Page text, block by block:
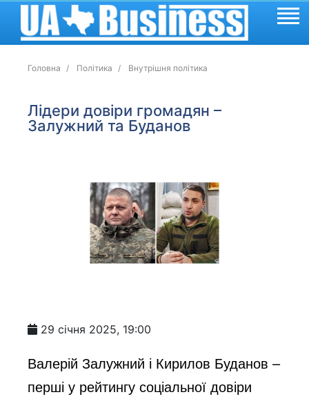
Головна Політика Внутрішня політика
Лідери довіри громадян –
Залужний та Буданов
29 січня 2025, 19:00
Валерій Залужний і Кирилов Буданов –
перші у рейтингу соціальної довіри